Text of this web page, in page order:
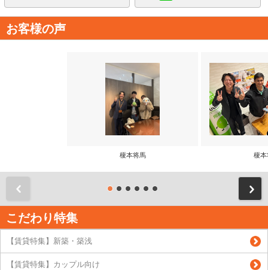
お客様の声
榎本将馬 榎本
こだわり特集
【賃貸特集】新築・築浅
【賃貸特集】カップル向け